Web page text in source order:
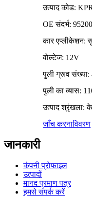
उत्पाद कोड:
OE संदर्भ:
कार एप्लीकेशन:
वोल्टेज: 12V
पुली ग्रूव संख्या:
पुली का व्यास:
उत्पाद श्रृंखला:
जाँच करनाविवरण
जानकारी
कंपनी प्रोफाइल
उत्पादों
मानद प्रमाण पत्र
हमसे संपर्क करें